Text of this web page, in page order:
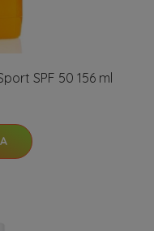
SPF 50 156 ml